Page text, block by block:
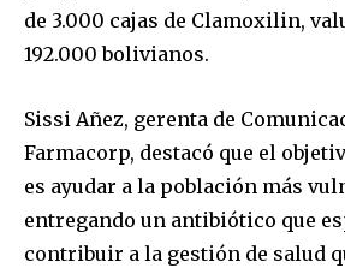
de 3.000 cajas de Clamoxilin,
192.000 bolivianos.
Sissi Añez, gerenta de
Farmacorp, destacó que el
es ayudar a la población más
entregando un antibiótico que
contribuir a la gestión de salud